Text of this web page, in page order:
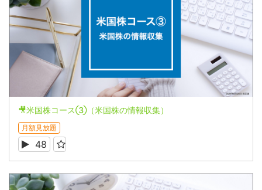
🎥米国株コース③（米国株の情報収集）
月額見放題
48